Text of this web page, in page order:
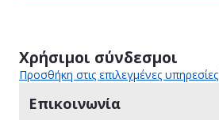
Χρήσιμοι σύνδεσμοι
Προσθήκη στις επιλεγμένες υπηρεσίες
Επικοινωνία